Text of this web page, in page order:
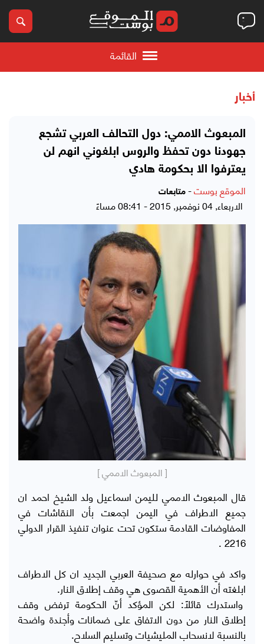
القائمة
أخبار
المبعوث الاممي: دول التحالف العربي تشجع
جهودنا دون تحفظ والروس ابلغوني انهم لن
يعترفوا الا بحكومة هادي
الموقع بوست- متابعات
الاربعاء, 04 نوفمبر, 2015 - 08:41 مساءً
[ المبعوث الاممي ]
قال المبعوث الاممي لليمن اسماعيل ولد الشيخ احمد ان
جميع الاطراف في اليمن اجمعت بأن النقاشات في
المفاوضات القادمة ستكون تحت عنوان تنفيذ القرار الدولي
2216 .
واكد في حوارله مع صحيفة العربي الجديد ان كل الاطراف
ابلغته أن الأهمية القصوى هي وقف إطلاق النار.
واستدرك قائلاً: لكن المؤكد أنّ الحكومة ترفض وقف
إطلاق النار من دون الاتفاق على ضمانات وأجندة واضحة
بالنسبة لانسحاب المليشيات وتسليم السلاح.